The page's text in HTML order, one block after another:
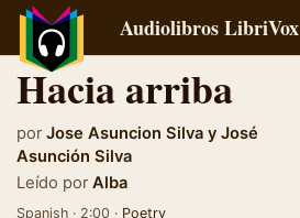
Audiolibros LibriVox
Hacia arriba
por Jose Asuncion Silva y José
Asunción Silva
Leído por Alba
Spanish · 2:00 · Poetry